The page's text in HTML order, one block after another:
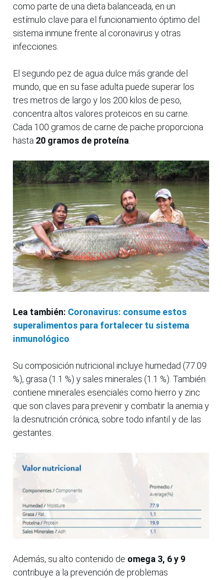
como parte de una dieta balanceada, en un
estímulo clave para el funcionamiento óptimo del
sistema inmune frente al coronavirus y otras
infecciones.
El segundo pez de agua dulce más grande del
mundo, que en su fase adulta puede superar los
tres metros de largo y los 200 kilos de peso,
concentra altos valores proteicos en su carne.
Cada 100 gramos de carne de paiche proporciona
hasta 20 gramos de proteína
Lea también: Coronavirus: consume estos
superalimentos para fortalecer tu sistema
inmunológico
Su composición nutricional incluye humedad (77.09
%), grasa (1.1 %) y sales minerales (1.1 %). También
contiene minerales esenciales como hierro y zinc
que son claves para prevenir y combatir la anemia y
la desnutrición crónica, sobre todo infantil y de las
gestantes.
Además, su alto contenido de omega 3, 6 y 9
contribuye a la prevención de problemas